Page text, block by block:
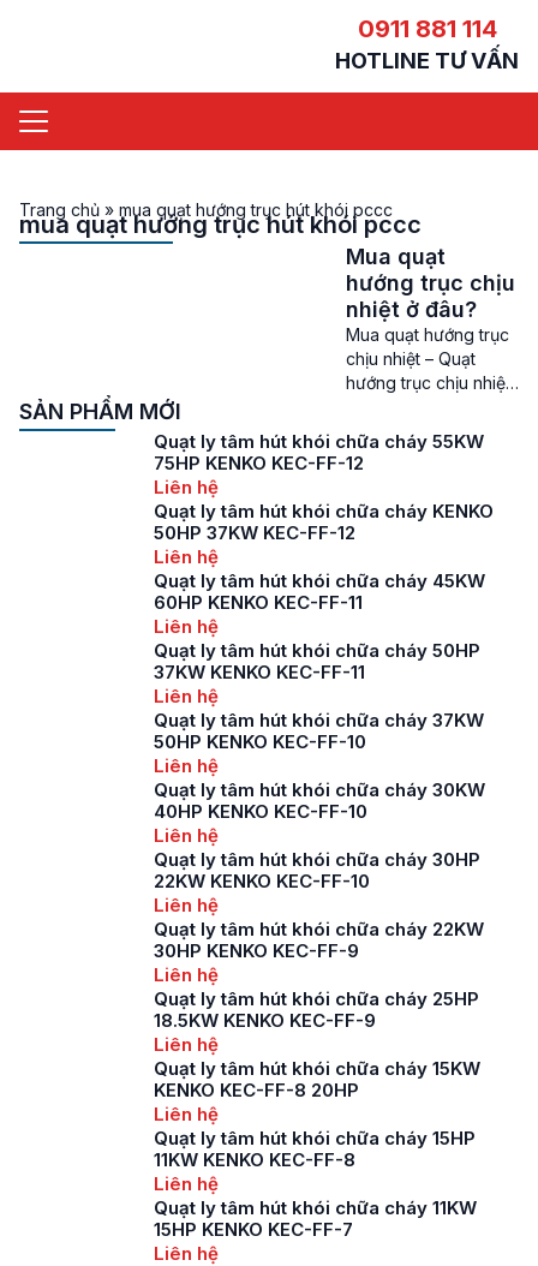
0911 881 114
HOTLINE TƯ VẤN
Trang chủ » mua quạt hướng trục hút khói pccc
mua quạt hướng trục hút khói pccc
Mua quạt
hướng trục chịu
nhiệt ở đâu?
Mua quạt hướng trục
chịu nhiệt – Quạt
hướng trục chịu nhiệt
giải pháp vô cùng
quan trọng và cần
thoát hiểm tại các
hành lang, cầu thang
trung tâm thương mại,
các khu vực PCCC tại
là […]
SẢN PHẨM MỚI
Quạt ly tâm hút khói chữa cháy 55KW
75HP KENKO KEC-FF-12
Liên hệ
Quạt ly tâm hút khói chữa cháy KENKO
50HP 37KW KEC-FF-12
Liên hệ
Quạt ly tâm hút khói chữa cháy 45KW
60HP KENKO KEC-FF-11
Liên hệ
Quạt ly tâm hút khói chữa cháy 50HP
37KW KENKO KEC-FF-11
Liên hệ
Quạt ly tâm hút khói chữa cháy 37KW
50HP KENKO KEC-FF-10
Liên hệ
Quạt ly tâm hút khói chữa cháy 30KW
40HP KENKO KEC-FF-10
Liên hệ
Quạt ly tâm hút khói chữa cháy 30HP
22KW KENKO KEC-FF-10
Liên hệ
Quạt ly tâm hút khói chữa cháy 22KW
30HP KENKO KEC-FF-9
Liên hệ
Quạt ly tâm hút khói chữa cháy 25HP
18.5KW KENKO KEC-FF-9
Liên hệ
Quạt ly tâm hút khói chữa cháy 15KW
KENKO KEC-FF-8 20HP
Liên hệ
Quạt ly tâm hút khói chữa cháy 15HP
11KW KENKO KEC-FF-8
Liên hệ
Quạt ly tâm hút khói chữa cháy 11KW
15HP KENKO KEC-FF-7
Liên hệ